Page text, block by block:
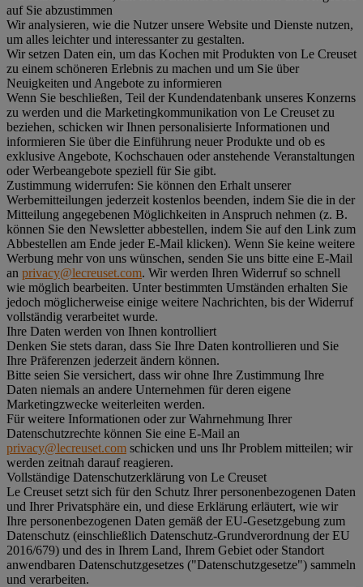
auf Sie abzustimmen
Wir analysieren, wie die Nutzer unsere Website und Dienste nutzen,
um alles leichter und interessanter zu gestalten.
Wir setzen Daten ein, um das Kochen mit Produkten von Le Creuset
zu einem schöneren Erlebnis zu machen und um Sie über
Neuigkeiten und Angebote zu informieren
Wenn Sie beschließen, Teil der Kundendatenbank unseres Konzerns
zu werden und die Marketingkommunikation von Le Creuset zu
beziehen, schicken wir Ihnen personalisierte Informationen und
informieren Sie über die Einführung neuer Produkte und ob es
exklusive Angebote, Kochschauen oder anstehende Veranstaltungen
oder Werbeangebote speziell für Sie gibt.
Zustimmung widerrufen: Sie können den Erhalt unserer
Werbemitteilungen jederzeit kostenlos beenden, indem Sie die in der
Mitteilung angegebenen Möglichkeiten in Anspruch nehmen (z. B.
können Sie den Newsletter abbestellen, indem Sie auf den Link zum
Abbestellen am Ende jeder E-Mail klicken). Wenn Sie keine weitere
Werbung mehr von uns wünschen, senden Sie uns bitte eine E-Mail
an privacy@lecreuset.com. Wir werden Ihren Widerruf so schnell
wie möglich bearbeiten. Unter bestimmten Umständen erhalten Sie
jedoch möglicherweise einige weitere Nachrichten, bis der Widerruf
vollständig verarbeitet wurde.
Ihre Daten werden von Ihnen kontrolliert
Denken Sie stets daran, dass Sie Ihre Daten kontrollieren und Sie
Ihre Präferenzen jederzeit ändern können.
Bitte seien Sie versichert, dass wir ohne Ihre Zustimmung Ihre
Daten niemals an andere Unternehmen für deren eigene
Marketingzwecke weiterleiten werden.
Für weitere Informationen oder zur Wahrnehmung Ihrer
Datenschutzrechte können Sie eine E-Mail an
privacy@lecreuset.com schicken und uns Ihr Problem mitteilen; wir
werden zeitnah darauf reagieren.
Vollständige Datenschutzerklärung von Le Creuset
Le Creuset setzt sich für den Schutz Ihrer personenbezogenen Daten
und Ihrer Privatsphäre ein, und diese Erklärung erläutert, wie wir
Ihre personenbezogenen Daten gemäß der EU-Gesetzgebung zum
Datenschutz (einschließlich Datenschutz-Grundverordnung der EU
2016/679) und des in Ihrem Land, Ihrem Gebiet oder Standort
anwendbaren Datenschutzgesetzes ("Datenschutzgesetze") sammeln
und verarbeiten.